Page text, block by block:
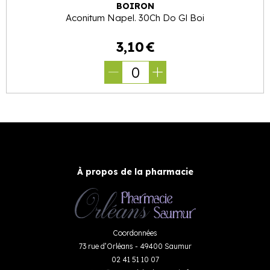
BOIRON
Aconitum Napel. 30Ch Do Gl Boi
3,10€
0
À propos de la pharmacie
Coordonnées
73 rue d’Orléans - 49400 Saumur
02 41 51 10 07